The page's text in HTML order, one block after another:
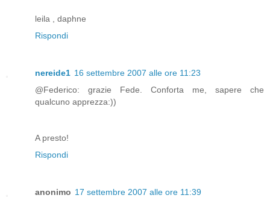
leila , daphne
Rispondi
nereide1 16 settembre 2007 alle ore 11:23
@Federico: grazie Fede. Conforta me, sapere che
qualcuno apprezza:))
A presto!
Rispondi
anonimo 17 settembre 2007 alle ore 11:39